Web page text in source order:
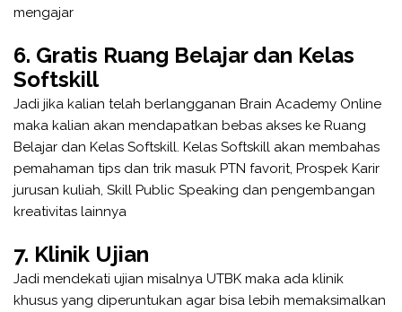
mengajar
6. Gratis Ruang Belajar dan Kelas
Softskill
Jadi jika kalian telah berlangganan Brain Academy Online
maka kalian akan mendapatkan bebas akses ke Ruang
Belajar dan Kelas Softskill. Kelas Softskill akan membahas
pemahaman tips dan trik masuk PTN favorit, Prospek Karir
jurusan kuliah, Skill Public Speaking dan pengembangan
kreativitas lainnya
7. Klinik Ujian
Jadi mendekati ujian misalnya UTBK maka ada klinik
khusus yang diperuntukan agar bisa lebih memaksimalkan